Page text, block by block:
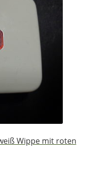
Wippe mit roten